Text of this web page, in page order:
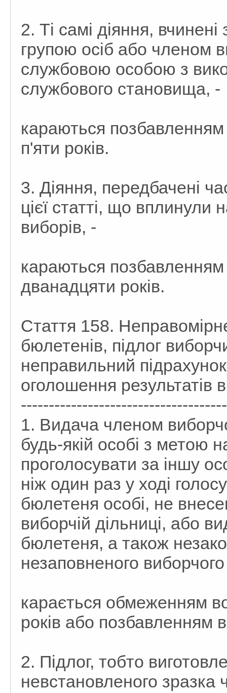
2. Ті самі діяння,
групою осіб або членом
службовою особою з
службового становища, -
караються позбавленням
п'яти років.
3. Діяння, передбачені
цієї статті, що вплинули
виборів, -
караються позбавленням
дванадцяти років.
Стаття 158.
бюлетенів, підлог
неправильний
оголошення результатів
1. Видача членом
будь-якій особі з метою
проголосувати за іншу
ніж один раз у ході
бюлетеня особі, не
виборчій дільниці, або
бюлетеня, а також
незаповненого
карається обмеженням
років або позбавленням
2. Підлог, тобто
невстановленого зразка